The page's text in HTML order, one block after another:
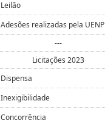
Leilão
Adesões realizadas pela UENP
---
Licitações 2023
Dispensa
Inexigibilidade
Concorrência